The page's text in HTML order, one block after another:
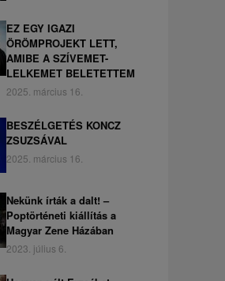
EZ EGY IGAZI
ÖRÖMPROJEKT LETT,
AMIBE A SZÍVEMET-
LELKEMET BELETETTEM
2025. március 16.
BESZÉLGETÉS KONCZ
ZSUZSÁVAL
2025. március 16.
Nekünk írták a dalt! –
Poptörténeti kiállítás a
Magyar Zene Házában
2023. július 6.